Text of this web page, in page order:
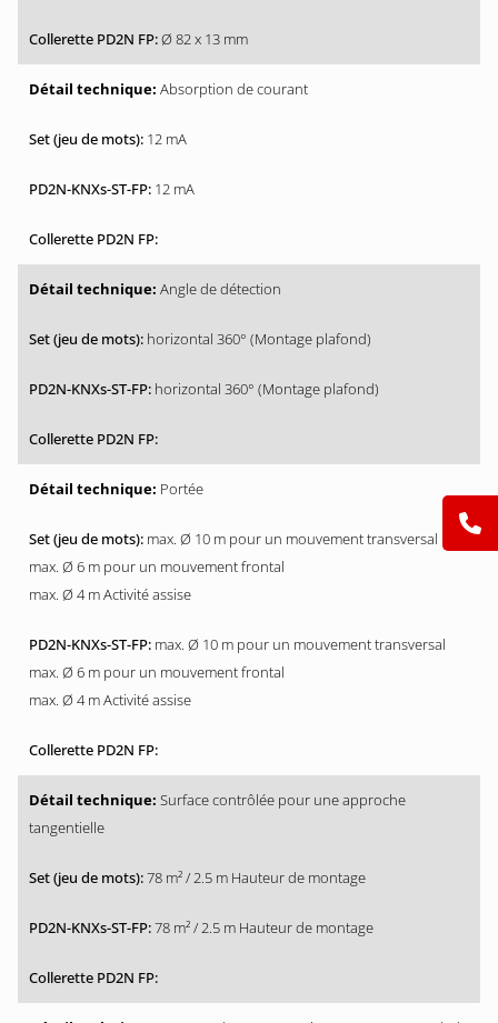
Ø 82 x 13 mm
Absorption de courant
12 mA
12 mA
Angle de détection
horizontal 360° (Montage plafond)
horizontal 360° (Montage plafond)
Portée
max. Ø 10 m pour un mouvement transversal
max. Ø 6 m pour un mouvement frontal
max. Ø 4 m Activité assise
max. Ø 10 m pour un mouvement transversal
max. Ø 6 m pour un mouvement frontal
max. Ø 4 m Activité assise
Surface contrôlée pour une approche
tangentielle
78 m² / 2.5 m Hauteur de montage
78 m² / 2.5 m Hauteur de montage